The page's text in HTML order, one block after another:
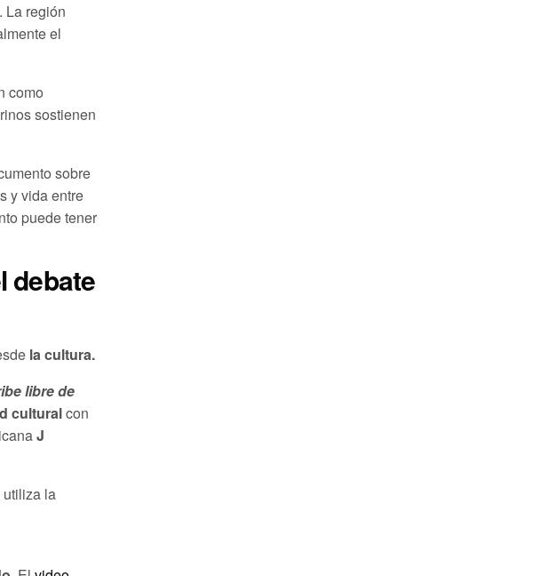
La región
el
como
sostienen
sobre
y vida entre
puede tener
debate
la cultura.
libre de
culturalcon
J
la